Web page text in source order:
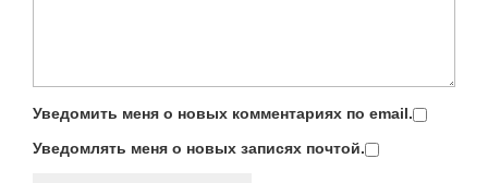
Уведомить меня о новых комментариях по email.
Уведомлять меня о новых записях почтой.